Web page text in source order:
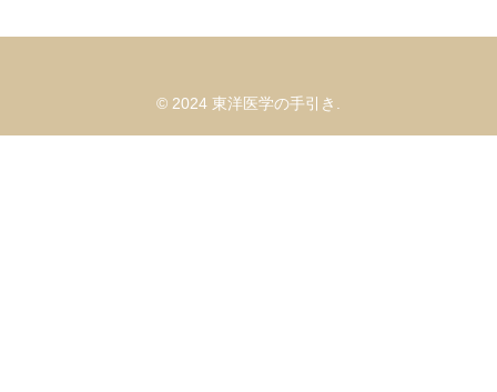
© 2024 東洋医学の手引き.